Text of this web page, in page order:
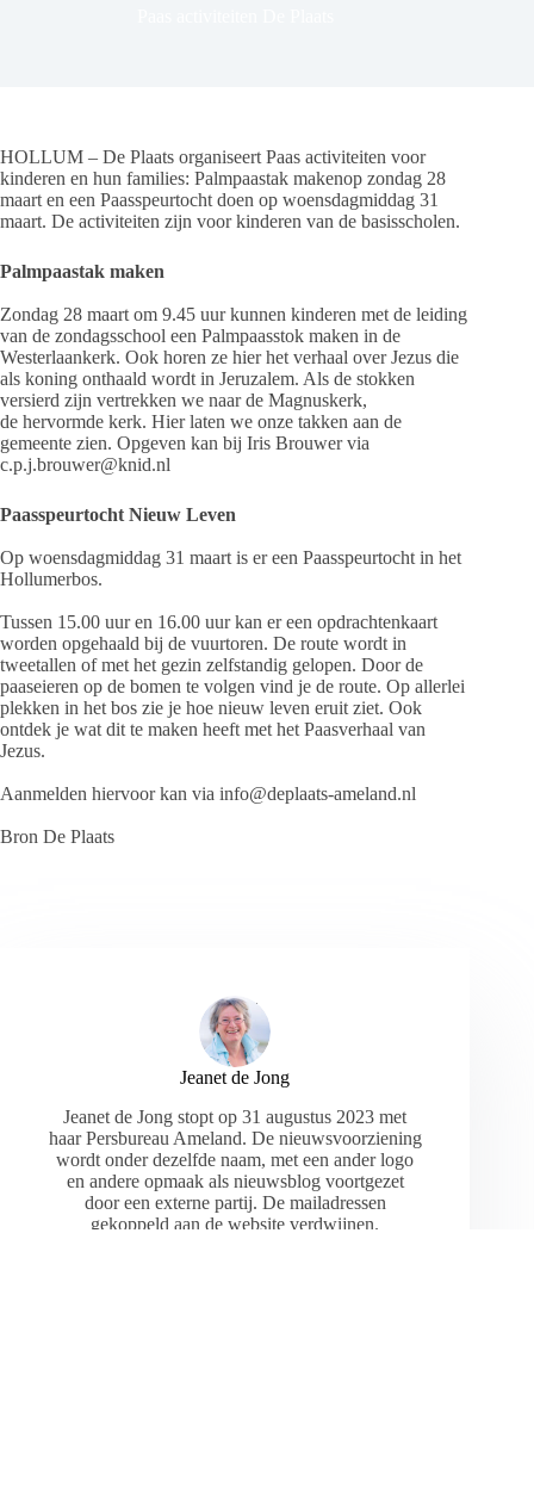
HOLLUM – De Plaats organiseert Paas activiteiten voor
kinderen en hun families: Palmpaastak makenop zondag 28
maart en een Paasspeurtocht doen op woensdagmiddag 31
maart. De activiteiten zijn voor kinderen van de basisscholen.
Palmpaastak maken
Zondag 28 maart om 9.45 uur kunnen kinderen met de leiding
van de zondagsschool een Palmpaasstok maken in de
Westerlaankerk. Ook horen ze hier het verhaal over Jezus die
als koning onthaald wordt in Jeruzalem. Als de stokken
versierd zijn vertrekken we naar de Magnuskerk,
de hervormde kerk. Hier laten we onze takken aan de
gemeente zien. Opgeven kan bij Iris Brouwer via
c.p.j.brouwer@knid.nl
Paasspeurtocht Nieuw Leven
Op woensdagmiddag 31 maart is er een Paasspeurtocht in het
Hollumerbos.
Tussen 15.00 uur en 16.00 uur kan er een opdrachtenkaart
worden opgehaald bij de vuurtoren. De route wordt in
tweetallen of met het gezin zelfstandig gelopen. Door de
paaseieren op de bomen te volgen vind je de route. Op allerlei
plekken in het bos zie je hoe nieuw leven eruit ziet. Ook
ontdek je wat dit te maken heeft met het Paasverhaal van
Jezus.
Aanmelden hiervoor kan via info@deplaats-ameland.nl
Bron De Plaats
Jeanet de Jong
Jeanet de Jong stopt op 31 augustus 2023 met
haar Persbureau Ameland. De nieuwsvoorziening
wordt onder dezelfde naam, met een ander logo
en andere opmaak als nieuwsblog voortgezet
door een externe partij. De mailadressen
gekoppeld aan de website verdwijnen.